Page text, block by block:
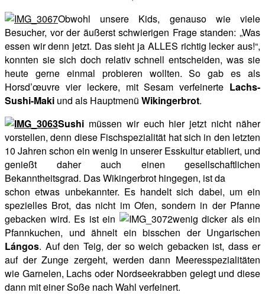
Obwohl unsere Kids, genauso wie viele
Besucher, vor der äußerst schwierigen Frage standen: „Was
essen wir denn jetzt. Das sieht ja ALLES richtig lecker aus!“,
konnten sie sich doch relativ schnell entscheiden, was sie
heute gerne einmal probieren wollten. So gab es als
Horsd’œuvre vier leckere, mit Sesam verfeinerte Lachs-
Sushi-Maki und als Hauptmenü Wikingerbrot.
Sushi müssen wir euch hier jetzt nicht näher
vorstellen, denn diese Fischspezialität hat sich in den letzten
10 Jahren schon ein wenig in unserer Esskultur etabliert, und
genießt daher auch einen gesellschaftlichen
Bekanntheitsgrad. Das Wikingerbrot hingegen, ist da
schon etwas unbekannter. Es handelt sich dabei, um ein
spezielles Brot, das nicht im Ofen, sondern in der Pfanne
gebacken wird. Es ist ein
wenig dicker als ein
Pfannkuchen, und ähnelt ein bisschen der Ungarischen
Lángos. Auf den Teig, der so weich gebacken ist, dass er
auf der Zunge zergeht, werden dann Meeresspezialitäten
wie Garnelen, Lachs oder Nordseekrabben gelegt und diese
dann mit einer Soße nach Wahl verfeinert.